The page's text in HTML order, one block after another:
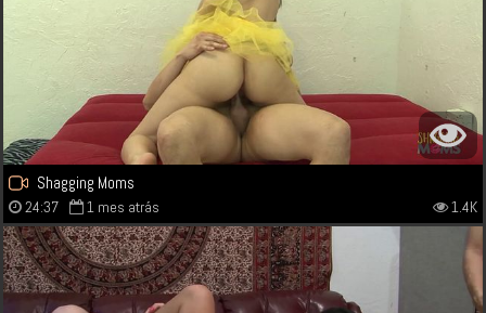
Shagging Moms
24:37 1 mes atrás 1.4K